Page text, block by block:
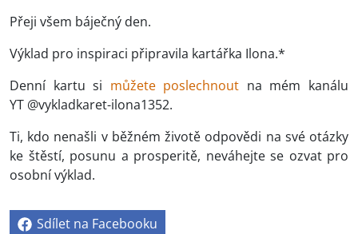
Přeji všem báječný den.
Výklad pro inspiraci připravila kartářka Ilona.*
Denní kartu si můžete poslechnout na mém kanálu
YT @vykladkaret-ilona1352.
Ti, kdo nenašli v běžném životě odpovědi na své otázky
ke štěstí, posunu a prosperitě, neváhejte se ozvat pro
osobní výklad.
Sdílet na Facebooku